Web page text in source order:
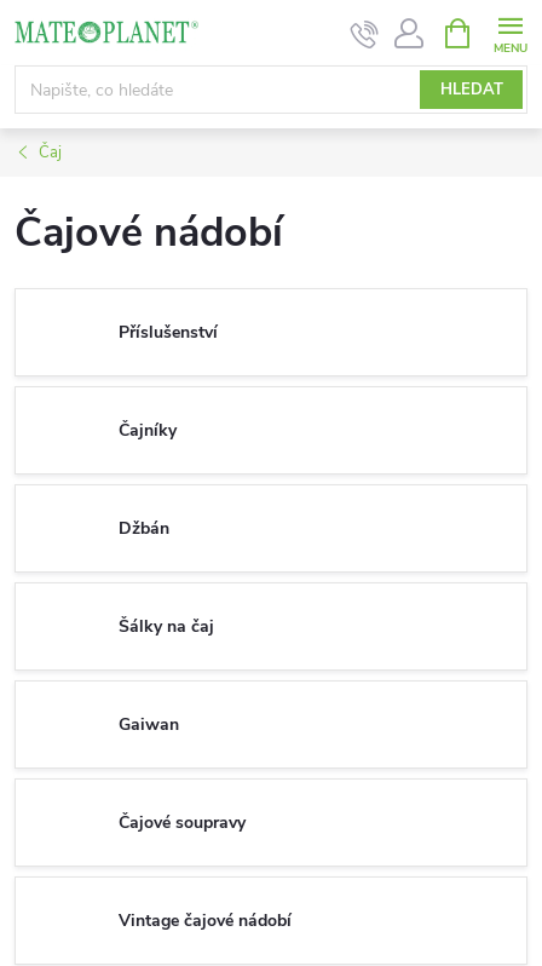
na
obsah
HLEDAT
NÁKUPNÍ
KOŠÍK
Čaj
Čajové nádobí
Příslušenství
Čajníky
Džbán
Šálky na čaj
Gaiwan
Čajové soupravy
Vintage čajové nádobí